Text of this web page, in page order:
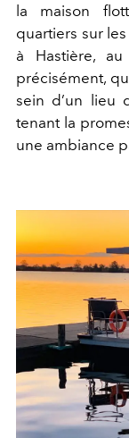
la maison
quartiers sur
à Hastière,
précisément,
sein d’un lieu
tenant la
une ambiance